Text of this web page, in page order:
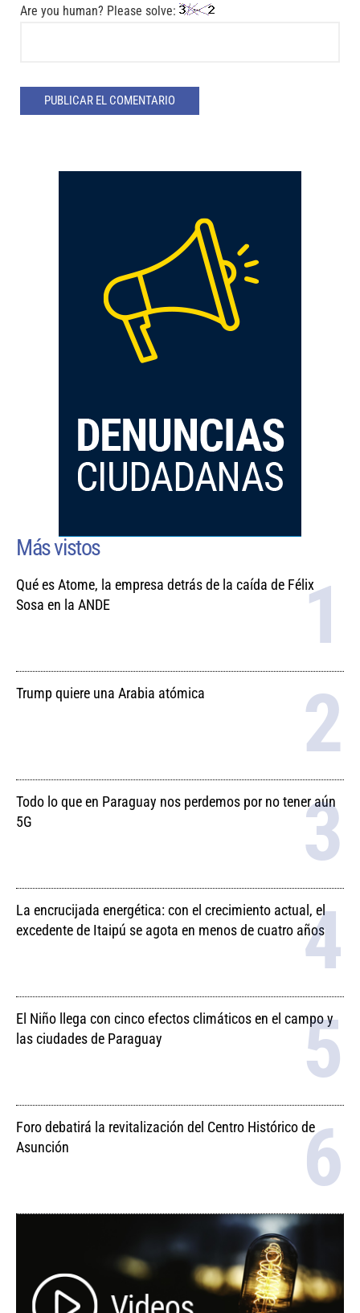
Are you human? Please solve:
Más vistos
Qué es Atome, la empresa detrás de la caída de Félix
Sosa en la ANDE
Trump quiere una Arabia atómica
Todo lo que en Paraguay nos perdemos por no tener aún
5G
La encrucijada energética: con el crecimiento actual, el
excedente de Itaipú se agota en menos de cuatro años
El Niño llega con cinco efectos climáticos en el campo y
las ciudades de Paraguay
Foro debatirá la revitalización del Centro Histórico de
Asunción